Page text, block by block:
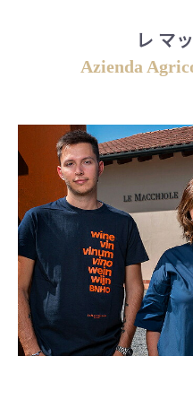
レ マ
Azienda